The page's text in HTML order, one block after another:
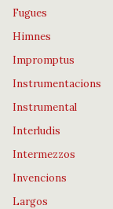
Fugues
Himnes
Impromptus
Instrumentacions
Instrumental
Interludis
Intermezzos
Invencions
Largos